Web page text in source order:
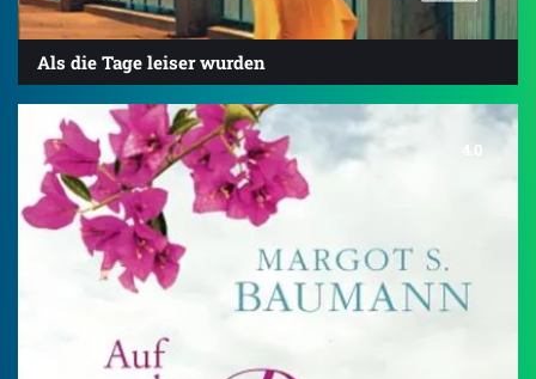
Als die Tage leiser wurden
4.0